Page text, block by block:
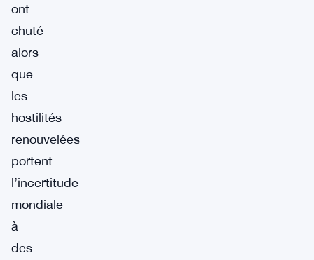
ont
chuté
alors
que
les
hostilités
renouvelées
portent
l’incertitude
mondiale
à
des